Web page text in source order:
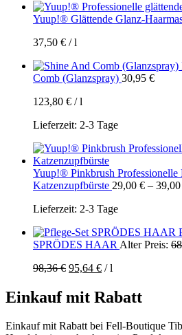
Yuup!® Glättende Glanz-
37,50 € /l
Comb (Glanzspray) 30,95 €
123,80 € /l
Lieferzeit: 2-3 Tage
Yuup!® Pinkbrush Professionelle
Katzenzupfbürste 29,00 € – 39,00
Lieferzeit: 2-3 Tage
SPRÖDES HAAR Alter Preis:
98,36€ 95,64 € /l
Einkauf mit Rabatt
Einkauf mit Rabatt bei Fell-Boutique